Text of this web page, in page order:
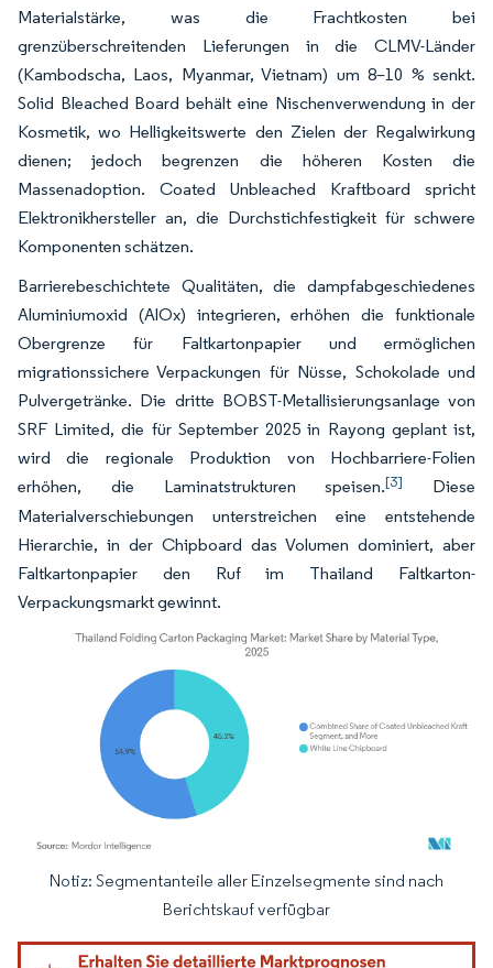
Materialstärke, was die Frachtkosten bei
grenzüberschreitenden Lieferungen in die CLMV-Länder
(Kambodscha, Laos, Myanmar, Vietnam) um 8–10 % senkt.
Solid Bleached Board behält eine Nischenverwendung in der
Kosmetik, wo Helligkeitswerte den Zielen der Regalwirkung
dienen; jedoch begrenzen die höheren Kosten die
Massenadoption. Coated Unbleached Kraftboard spricht
Elektronikhersteller an, die Durchstichfestigkeit für schwere
Komponenten schätzen.
Barrierebeschichtete Qualitäten, die dampfabgeschiedenes
Aluminiumoxid (AlOx) integrieren, erhöhen die funktionale
Obergrenze für Faltkartonpapier und ermöglichen
migrationssichere Verpackungen für Nüsse, Schokolade und
Pulvergetränke. Die dritte BOBST-Metallisierungsanlage von
SRF Limited, die für September 2025 in Rayong geplant ist,
wird die regionale Produktion von Hochbarriere-Folien
erhöhen, die Laminatstrukturen speisen.[3]
Diese
Materialverschiebungen unterstreichen eine entstehende
Hierarchie, in der Chipboard das Volumen dominiert, aber
Faltkartonpapier den Ruf im Thailand Faltkarton-
Verpackungsmarkt gewinnt.
Bild © Mordor Intelligence. Wiederverwendung erfordert Namensnennung
Notiz: Segmentanteile aller Einzelsegmente sind nach
Berichtskauf verfügbar